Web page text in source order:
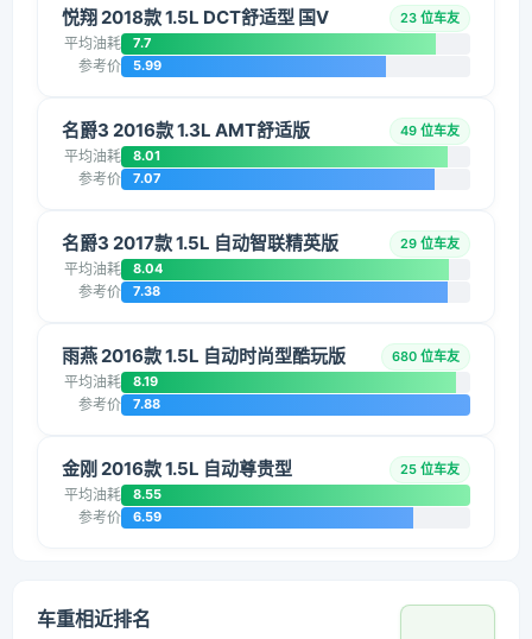
悦翔 2018款 1.5L DCT舒适型 国V 23 位车友
平均油耗 7.7
参考价 5.99
名爵3 2016款 1.3L AMT舒适版 49 位车友
平均油耗 8.01
参考价 7.07
名爵3 2017款 1.5L 自动智联精英版 29 位车友
平均油耗 8.04
参考价 7.38
雨燕 2016款 1.5L 自动时尚型酷玩版 680 位车友
平均油耗 8.19
参考价 7.88
金刚 2016款 1.5L 自动尊贵型 25 位车友
平均油耗 8.55
参考价 6.59
车重相近排名